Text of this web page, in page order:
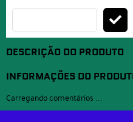
DESCRIÇÃO DO PRODUTO
INFORMAÇÕES DO
Carregando comentários ...